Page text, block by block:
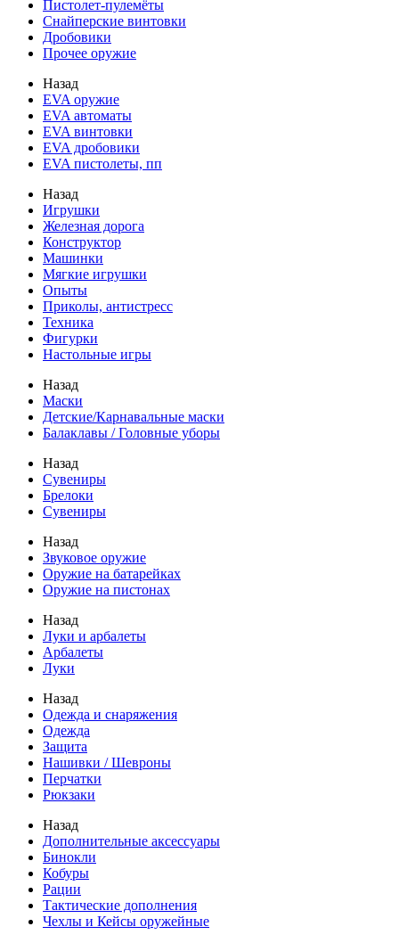
Пистолет-пулемёты
Снайперские винтовки
Дробовики
Прочее оружие
Назад
EVA оружие
EVA автоматы
EVA винтовки
EVA дробовики
EVA пистолеты, пп
Назад
Игрушки
Железная дорога
Конструктор
Машинки
Мягкие игрушки
Опыты
Приколы, антистресс
Техника
Фигурки
Настольные игры
Назад
Маски
Детские/Карнавальные маски
Балаклавы / Головные уборы
Назад
Сувениры
Брелоки
Сувениры
Назад
Звуковое оружие
Оружие на батарейках
Оружие на пистонах
Назад
Луки и арбалеты
Арбалеты
Луки
Назад
Одежда и снаряжения
Одежда
Защита
Нашивки / Шевроны
Перчатки
Рюкзаки
Назад
Дополнительные аксессуары
Бинокли
Кобуры
Рации
Тактические дополнения
Чехлы и Кейсы оружейные